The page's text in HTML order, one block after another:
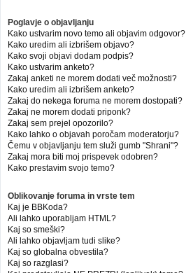
Poglavje o objavljanju
Kako ustvarim novo temo ali objavim odgovor?
Kako uredim ali izbrišem objavo?
Kako svoji objavi dodam podpis?
Kako ustvarim anketo?
Zakaj anketi ne morem dodati več možnosti?
Kako uredim ali izbrišem anketo?
Zakaj do nekega foruma ne morem dostopati?
Zakaj ne morem dodati priponk?
Zakaj sem prejel opozorilo?
Kako lahko o objavah poročam moderatorju?
Čemu v objavljanju tem služi gumb "Shrani"?
Zakaj mora biti moj prispevek odobren?
Kako prestavim svojo temo?
Oblikovanje foruma in vrste tem
Kaj je BBKoda?
Ali lahko uporabljam HTML?
Kaj so smeški?
Ali lahko objavljam tudi slike?
Kaj so globalna obvestila?
Kaj so razglasi?